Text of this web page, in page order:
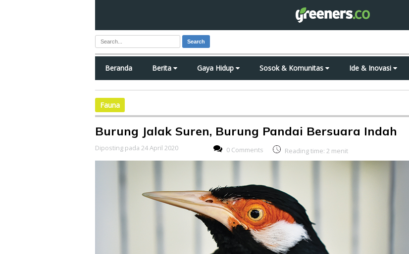
Search
Beranda Berita Gaya Hidup Sosok & Komunitas Ide & Inovasi
Fauna
Burung Jalak Suren, Burung Pandai Bersuara Indah
Diposting pada 24 April 2020 0 Comments Reading time: 2 menit